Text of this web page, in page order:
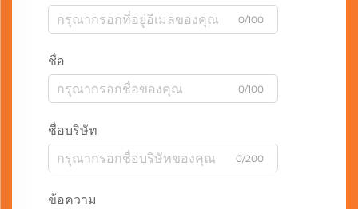
0/100
ชื่อ
0/100
ชื่อบริษัท
0/200
ข้อความ